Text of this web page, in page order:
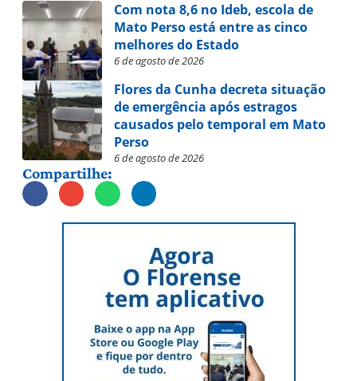
Com nota 8,6 no Ideb, escola de
Mato Perso está entre as cinco
melhores do Estado
6 de agosto de 2026
Flores da Cunha decreta situação
de emergência após estragos
causados pelo temporal em Mato
Perso
6 de agosto de 2026
Compartilhe: